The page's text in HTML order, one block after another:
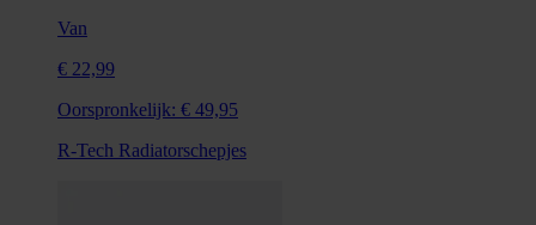
Van
€ 22,99
Oorspronkelijk: € 49,95
R-Tech Radiatorschepjes